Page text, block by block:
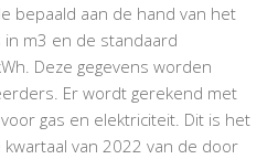
bepaald aan de hand van het
m3 en de standaard
Deze gegevens worden
Er wordt gerekend met
gas en elektriciteit. Dit is het
van 2022 van de door